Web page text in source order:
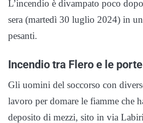
L’incendio è divampato poco
sera (martedì 30 luglio 2024) in
pesanti.
Incendio tra Flero e le
Gli uomini del soccorso con
lavoro per domare le fiamme che
deposito di mezzi, sito in via